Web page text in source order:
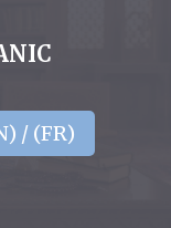
/ (FR)